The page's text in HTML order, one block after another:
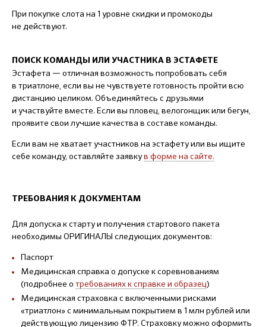
При покупке слота на 1 уровне скидки и промокоды
не действуют.
ПОИСК КОМАНДЫ ИЛИ УЧАСТНИКА В ЭСТАФЕТЕ
Эстафета — отличная возможность попробовать себя
в триатлоне, если вы не чувствуете готовность пройти всю
дистанцию целиком. Объединяйтесь с друзьями
и участвуйте вместе. Если вы пловец, велогонщик или бегун,
проявите свои лучшие качества в составе команды.
Если вам не хватает участников на эстафету или вы ищите
себе команду, оставляйте заявкув форме на сайте.
ТРЕБОВАНИЯ К ДОКУМЕНТАМ
Для допуска к старту и получения стартового пакета
необходимы ОРИГИНАЛЫ следующих документов:
Паспорт
Медицинская справка о допуске к соревнованиям
(подробнее о требованиях к справке и образец)
Медицинская страховка с включенными рисками
«триатлон» с минимальным покрытием в 1 млн рублей или
действующую лицензию ФТР. Страховку можно оформить